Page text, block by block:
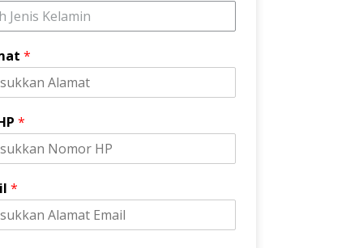
Jenis Kelamin
*
*
*